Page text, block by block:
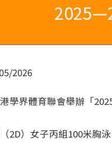
2026
學界體育聯會舉辦「
2D）女子丙組100米胸泳